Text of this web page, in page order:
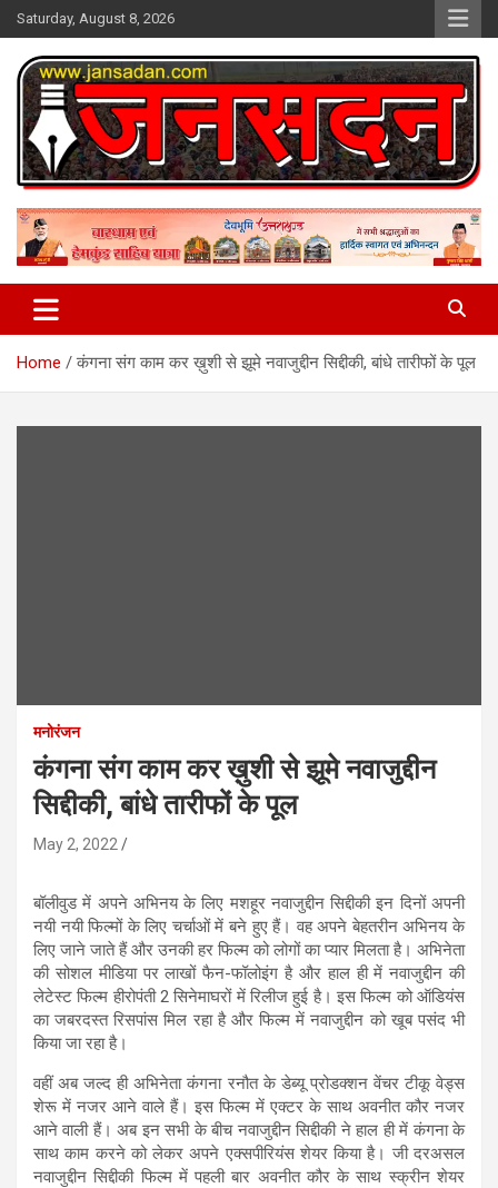
Skip
to
content
Saturday, August 8, 2026
Jan Sadan
Home कंगना संग काम कर ख़ुशी से झूमे नवाजुद्दीन सिद्दीकी, बांधे तारीफों के पूल
मनोरंजन
कंगना संग काम कर ख़ुशी से झूमे नवाजुद्दीन
सिद्दीकी, बांधे तारीफों के पूल
May 2, 2022
बॉलीवुड में अपने अभिनय के लिए मशहूर नवाजुद्दीन सिद्दीकी इन दिनों अपनी
नयी नयी फिल्मों के लिए चर्चाओं में बने हुए हैं। वह अपने बेहतरीन अभिनय के
लिए जाने जाते हैं और उनकी हर फिल्म को लोगों का प्यार मिलता है। अभिनेता
की सोशल मीडिया पर लाखों फैन-फॉलोइंग है और हाल ही में नवाजुद्दीन की
लेटेस्ट फिल्म हीरोपंती 2 सिनेमाघरों में रिलीज हुई है। इस फिल्म को ऑडियंस
का जबरदस्त रिसपांस मिल रहा है और फिल्म में नवाजुद्दीन को खूब पसंद भी
किया जा रहा है।
वहीं अब जल्द ही अभिनेता कंगना रनौत के डेब्यू प्रोडक्शन वेंचर टीकू वेड्स
शेरू में नजर आने वाले हैं। इस फिल्म में एक्टर के साथ अवनीत कौर नजर
आने वाली हैं। अब इन सभी के बीच नवाजुद्दीन सिद्दीकी ने हाल ही में कंगना के
साथ काम करने को लेकर अपने एक्सपीरियंस शेयर किया है। जी दरअसल
नवाजुद्दीन सिद्दीकी फिल्म में पहली बार अवनीत कौर के साथ स्क्रीन शेयर